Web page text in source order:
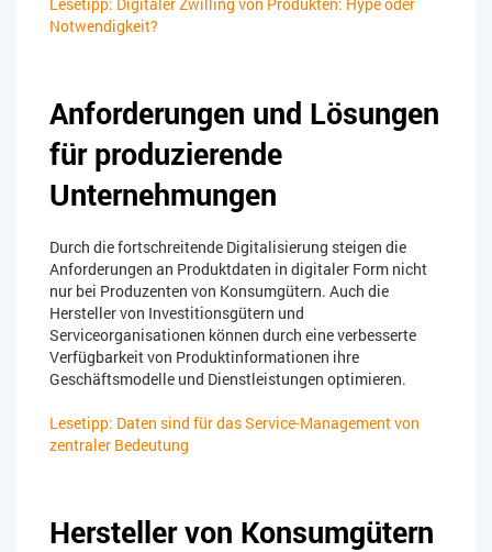
Notwendigkeit?
Anforderungen und Lösungen
für produzierende
Unternehmungen
Durch die fortschreitende Digitalisierung steigen die
Anforderungen an Produktdaten in digitaler Form nicht
nur bei Produzenten von Konsumgütern. Auch die
Hersteller von Investitionsgütern und
Serviceorganisationen können durch eine verbesserte
Verfügbarkeit von Produktinformationen ihre
Geschäftsmodelle und Dienstleistungen optimieren.
Lesetipp: Daten sind für das Service-Management von
zentraler Bedeutung
Hersteller von Konsumgütern